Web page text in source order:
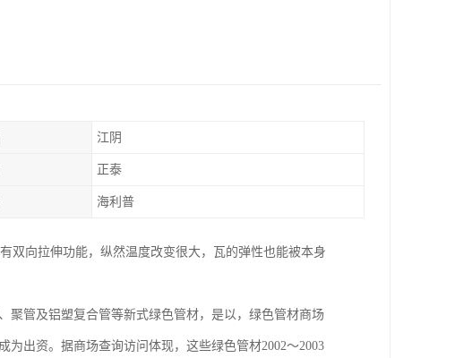
江阴
正泰
海利普
双向拉伸功能，纵然温度改变很大，瓦的弹性也能被本身
聚管及铝塑复合管等新式绿色管材，是以，绿色管材商场
出资。据商场查询访问体现，这些绿色管材2002～2003